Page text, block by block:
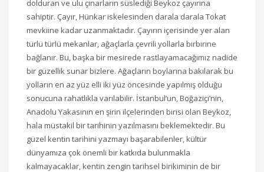
dolduran ve ulu çınarların süslediği Beykoz çayırına
sahiptir. Çayır, Hünkar iskelesinden darala darala Tokat
mevkiine kadar uzanmaktadır. Çayırın içerisinde yer alan
türlü türlü mekanlar, ağaçlarla çevrili yollarla birbirine
bağlanır. Bu, başka bir mesirede rastlayamacağımız nadide
bir güzellik sunar bizlere. Ağaçların boylarına bakılarak bu
yolların en az yüz elli iki yüz öncesinde yapılmış olduğu
sonucuna rahatlıkla varılabilir. İstanbul’un, Boğaziçi’nin,
Anadolu Yakasının en şirin ilçelerinden birisi olan Beykoz,
hala müstakil bir tarihinin yazılmasını beklemektedir. Bu
güzel kentin tarihini yazmayı başarabilenler, kültür
dünyamıza çok önemli bir katkıda bulunmakla
kalmayacaklar, kentin zengin tarihsel birikiminin de bir